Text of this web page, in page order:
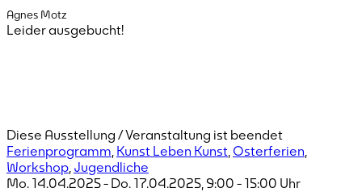
Agnes Motz
Leider ausgebucht!
Diese Ausstellung / Veranstaltung ist beendet
Ferienprogramm Kunst Leben Kunst Osterferien
Workshop Jugendliche
Mo. 14.04.2025- Do. 17.04.2025 9:00 - 15:00 Uhr